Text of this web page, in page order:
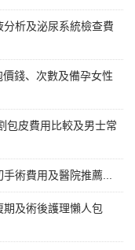
析及泌尿系統檢查費
錢、次數及備孕女性
包皮費用比較及男士常
術費用及醫院推薦...
及術後護理懶人包